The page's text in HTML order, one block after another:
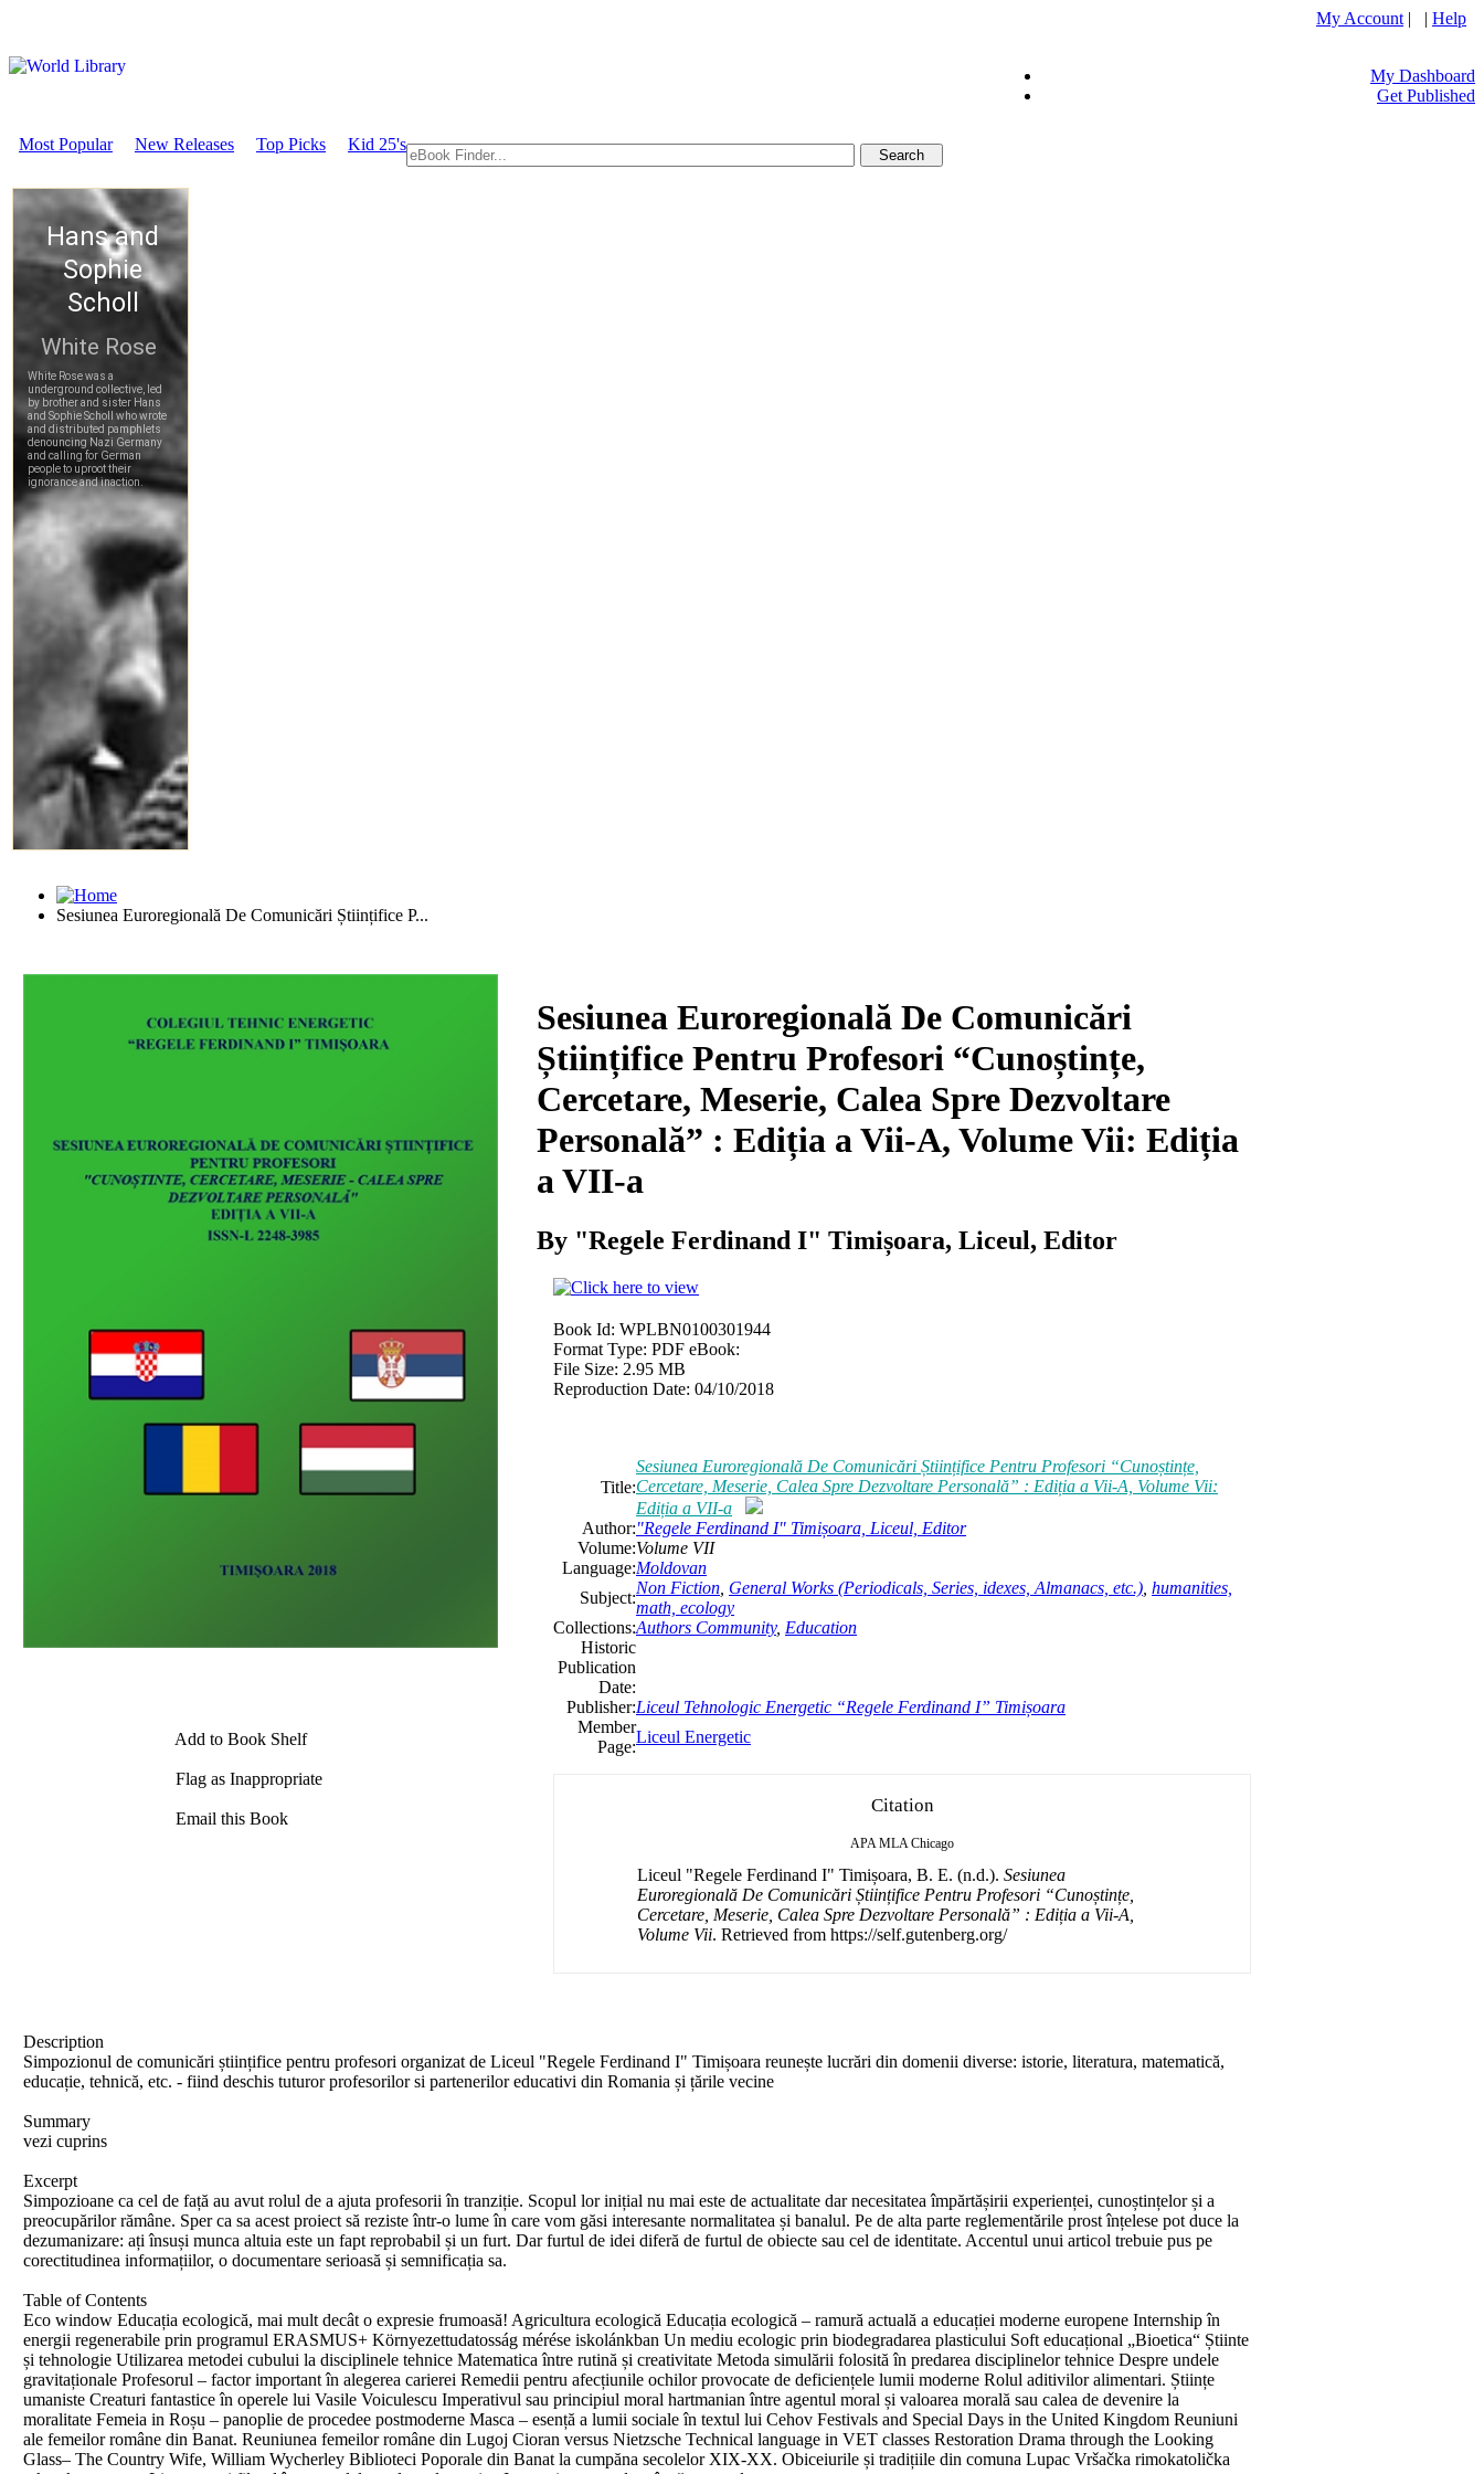
My Account | | Help
My Dashboard
Get Published
Most Popular New Releases Top Picks Kid 25's
Sesiunea Euroregională De Comunicări Științifice P...
Add to Book Shelf
Flag as Inappropriate
Email this Book
Sesiunea Euroregională De Comunicări
Științifice Pentru Profesori “Cunoștințe,
Cercetare, Meserie, Calea Spre Dezvoltare
Personală” : Ediția a Vii-A, Volume Vii: Ediția
a VII-a
By "Regele Ferdinand I" Timișoara, Liceul, Editor
Book Id: WPLBN0100301944
Format Type: PDF eBook:
File Size: 2.95 MB
Reproduction Date: 04/10/2018
Title:
Sesiunea Euroregională De Comunicări Științifice Pentru Profesori “Cunoștințe,
Cercetare, Meserie, Calea Spre Dezvoltare Personală” : Ediția a Vii-A, Volume Vii:
Ediția a VII-a
Author:"Regele Ferdinand I" Timișoara, Liceul, Editor
Volume:Volume VII
Language:Moldovan
Subject:
Non Fiction General Works (Periodicals, Series, idexes, Almanacs, etc.) humanities,
math, ecology
Collections:Authors Community, Education
Historic
Publication
Date:
Publisher:Liceul Tehnologic Energetic “Regele Ferdinand I” Timișoara
Member
Page:
Liceul Energetic
Citation
APA MLA Chicago
Liceul "Regele Ferdinand I" Timișoara, B. E. (n.d.). Sesiunea
Euroregională De Comunicări Științifice Pentru Profesori “Cunoștințe,
Cercetare, Meserie, Calea Spre Dezvoltare Personală” : Ediția a Vii-A,
Volume Vii. Retrieved from https://self.gutenberg.org/
Description
Simpozionul de comunicări științifice pentru profesori organizat de Liceul "Regele Ferdinand I" Timișoara reunește lucrări din domenii diverse: istorie, literatura, matematică,
educație, tehnică, etc. - fiind deschis tuturor profesorilor si partenerilor educativi din Romania și țările vecine
Summary
vezi cuprins
Excerpt
Simpozioane ca cel de față au avut rolul de a ajuta profesorii în tranziție. Scopul lor inițial nu mai este de actualitate dar necesitatea împărtășirii experienței, cunoștințelor și a
preocupărilor rămâne. Sper ca sa acest proiect să reziste într-o lume în care vom găsi interesante normalitatea și banalul. Pe de alta parte reglementările prost înțelese pot duce la
dezumanizare: ați însuși munca altuia este un fapt reprobabil și un furt. Dar furtul de idei diferă de furtul de obiecte sau cel de identitate. Accentul unui articol trebuie pus pe
corectitudinea informațiilor, o documentare serioasă și semnificația sa.
Table of Contents
Eco window Educația ecologică, mai mult decât o expresie frumoasă! Agricultura ecologică Educația ecologică – ramură actuală a educației moderne europene Internship în
energii regenerabile prin programul ERASMUS+ Környezettudatosság mérése iskolánkban Un mediu ecologic prin biodegradarea plasticului Soft educațional „Bioetica“ Știinte
și tehnologie Utilizarea metodei cubului la disciplinele tehnice Matematica între rutină și creativitate Metoda simulării folosită în predarea disciplinelor tehnice Despre undele
gravitaționale Profesorul – factor important în alegerea carierei Remedii pentru afecțiunile ochilor provocate de deficiențele lumii moderne Rolul aditivilor alimentari. Științe
umaniste Creaturi fantastice în operele lui Vasile Voiculescu Imperativul sau principiul moral hartmanian între agentul moral și valoarea morală sau calea de devenire la
moralitate Femeia in Roșu – panoplie de procedee postmoderne Masca – esență a lumii sociale în textul lui Cehov Festivals and Special Days in the United Kingdom Reuniuni
ale femeilor române din Banat. Reuniunea femeilor române din Lugoj Cioran versus Nietzsche Technical language in VET classes Restoration Drama through the Looking
Glass– The Country Wife, William Wycherley Biblioteci Poporale din Banat la cumpăna secolelor XIX-XX. Obiceiurile și tradițiile din comuna Lupac Vršačka rimokatolička